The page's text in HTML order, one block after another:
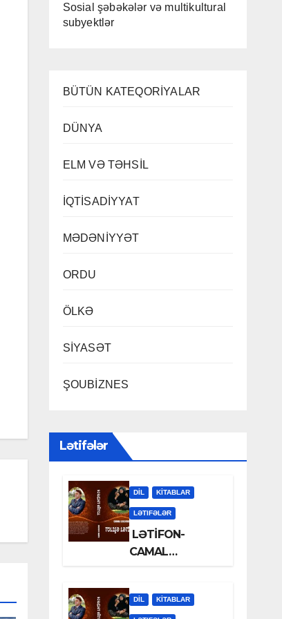
Sosial şəbəkələr və multikultural
subyektlər
BÜTÜN KATEQORİYALAR
DÜNYA
ELM VƏ TƏHSİL
İQTİSADİYYAT
MƏDƏNİYYƏT
ORDU
ÖLKƏ
SİYASƏT
ŞOUBİZNES
Lətifələr
DİL KİTABLAR
LƏTIFƏLƏR
LƏTİFON-
CAMAL
DİL KİTABLAR